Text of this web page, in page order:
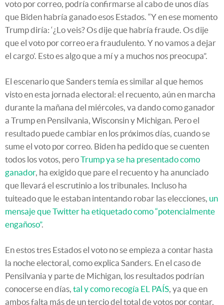
voto por correo, podría confirmarse al cabo de unos días
que Biden habría ganado esos Estados. “Y en ese momento
Trump diría: ‘¿Lo veis? Os dije que habría fraude. Os dije
que el voto por correo era fraudulento. Y no vamos a dejar
el cargo’. Esto es algo que a mí y a muchos nos preocupa”.
El escenario que Sanders temía es similar al que hemos
visto en esta jornada electoral: el recuento, aún en marcha
durante la mañana del miércoles, va dando como ganador
a Trump en Pensilvania, Wisconsin y Michigan. Pero el
resultado puede cambiar en los próximos días, cuando se
sume el voto por correo. Biden ha pedido que se cuenten
todos los votos, peroTrump ya se ha presentado como
ganador, ha exigido que pare el recuento y ha anunciado
que llevará el escrutinio a los tribunales. Incluso ha
tuiteado que le estaban intentando robar las elecciones, un
mensaje que Twitter ha etiquetado como “potencialmente
engañoso”.
En estos tres Estados el voto no se empieza a contar hasta
la noche electoral, como explica Sanders. En el caso de
Pensilvania y parte de Michigan, los resultados podrían
conocerse en días, tal y como recogía EL PAÍS, ya que en
ambos falta más de un tercio del total de votos por contar,